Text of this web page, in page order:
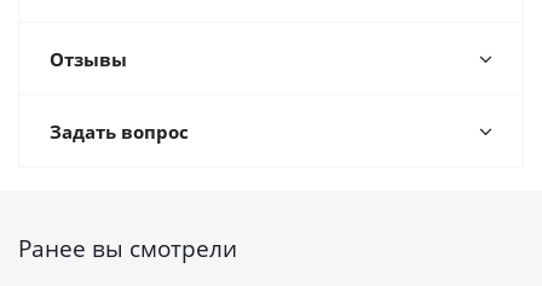
Отзывы
Задать вопрос
Ранее вы смотрели